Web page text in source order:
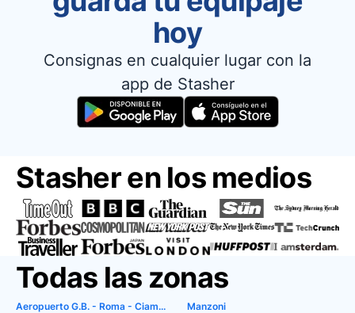
hoy
Consignas en cualquier lugar con la
app de Stasher
Stasher en los medios
Todas las zonas
Aeropuerto G.B. - Roma - Ciampino Manzoni